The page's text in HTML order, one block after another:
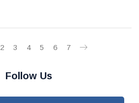
2 3 4 5 6 7
Follow Us